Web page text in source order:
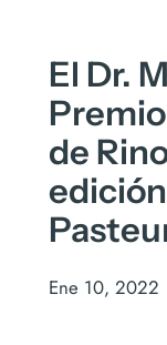
El Dr.
de
Ene 10, 2022